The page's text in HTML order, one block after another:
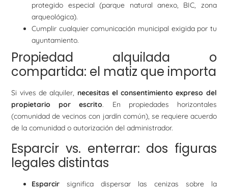
protegido especial (parque natural anexo, BIC, zona
arqueológica).
Cumplir cualquier comunicación municipal exigida por tu
ayuntamiento.
Propiedad alquilada o
compartida: el matiz que importa
Si vives de alquiler, necesitas el consentimiento expreso del
propietario por escrito. En propiedades horizontales
(comunidad de vecinos con jardín común), se requiere acuerdo
de la comunidad o autorización del administrador.
Esparcir vs. enterrar: dos figuras
legales distintas
Esparcir significa dispersar las cenizas sobre la